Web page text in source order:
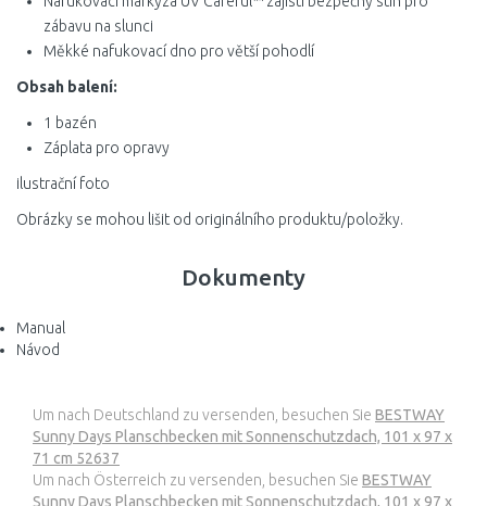
zábavu na slunci
Měkké nafukovací dno pro větší pohodlí
Obsah balení:
1 bazén
Záplata pro opravy
ilustrační foto
Obrázky se mohou lišit od originálního produktu/položky.
Dokumenty
Manual
Návod
Um nach Deutschland zu versenden, besuchen Sie BESTWAY
Sunny Days Planschbecken mit Sonnenschutzdach, 101 x 97 x
71 cm 52637
Um nach Österreich zu versenden, besuchen Sie BESTWAY
Sunny Days Planschbecken mit Sonnenschutzdach, 101 x 97 x